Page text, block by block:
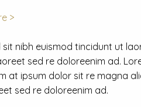
>
nibh euismod tincidunt ut
sed re doloreenim ad.
ipsum dolor sit re magna
sed re doloreenim ad.